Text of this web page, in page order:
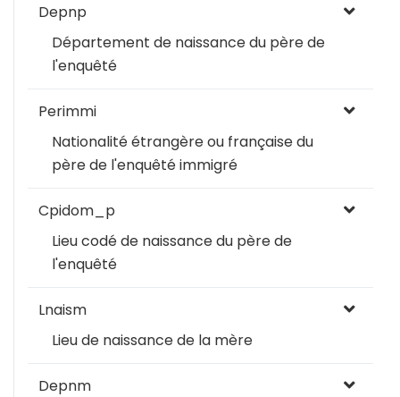
Depnp
Département de naissance du père de
l'enquêté
Perimmi
Nationalité étrangère ou française du
père de l'enquêté immigré
Cpidom_p
Lieu codé de naissance du père de
l'enquêté
Lnaism
Lieu de naissance de la mère
Depnm